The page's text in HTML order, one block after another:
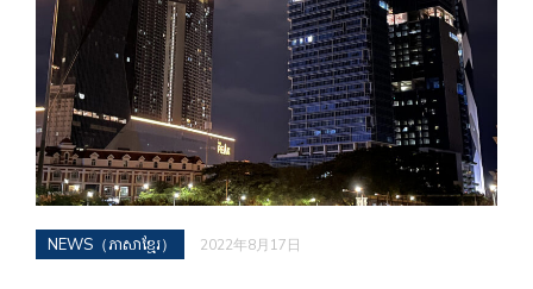
NEWS（ភាសាខ្មែរ） 2022年8月17日